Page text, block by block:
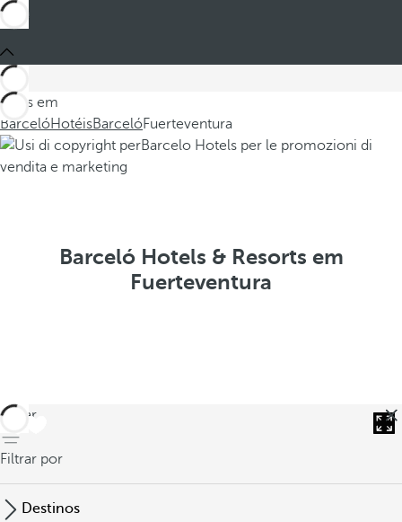
Estes em
BarcelóHotéisBarcelóFuerteventura
Barceló Hotels & Resorts em
Fuerteventura
voltar
Filtrar por
Destinos